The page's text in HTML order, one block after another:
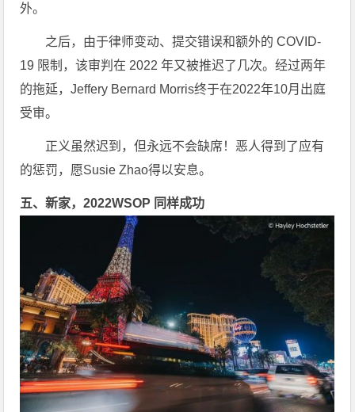
外。
之后，由于律师变动、提交错误和额外的 COVID-
19 限制，该审判在 2022 年又被推迟了几次。经过两年
的拖延，Jeffery Bernard Morris终于在2022年10月出庭
受审。
正义虽然迟到，但永远不会缺席！恶人得到了应有
的惩罚，愿Susie Zhao得以安息。
五、新家，2022WSOP 同样成功